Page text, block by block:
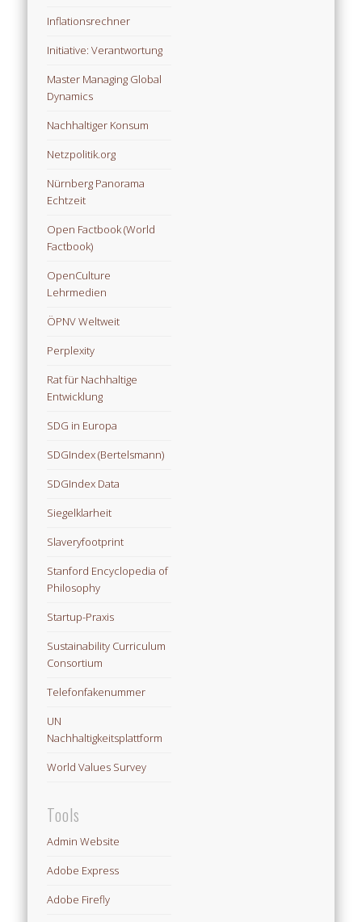
Inflationsrechner
Initiative: Verantwortung
Master Managing Global
Dynamics
Nachhaltiger Konsum
Netzpolitik.org
Nürnberg Panorama
Echtzeit
Open Factbook (World
Factbook)
OpenCulture
Lehrmedien
ÖPNV Weltweit
Perplexity
Rat für Nachhaltige
Entwicklung
SDG in Europa
SDGIndex (Bertelsmann)
SDGIndex Data
Siegelklarheit
Slaveryfootprint
Stanford Encyclopedia of
Philosophy
Startup-Praxis
Sustainability Curriculum
Consortium
Telefonfakenummer
UN
Nachhaltigkeitsplattform
World Values Survey
Tools
Admin Website
Adobe Express
Adobe Firefly